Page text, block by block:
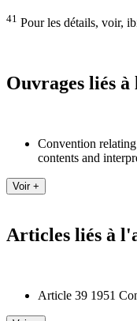
41 Pour les détails, voir,
Ouvrages liés
Convention
contents and
Articles liés à
Article 39 1951